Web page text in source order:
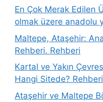
En Çok Merak Edilen
olmak üzere anadolu
Maltepe, Ataşehir:
Rehberi. Rehberi
Kartal ve Yakın
Hangi Sitede? Rehberi
Ataşehir ve Maltepe